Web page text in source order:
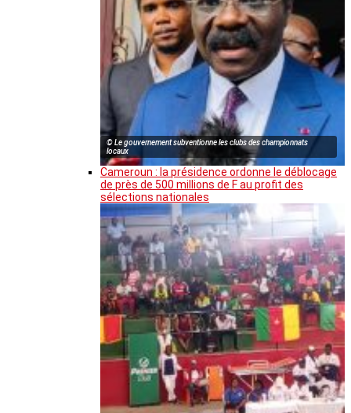
© Le gouvernement subventionne les clubs des championnats
locaux
Cameroun : la présidence ordonne le déblocage
de près de 500 millions de F au profit des
sélections nationales